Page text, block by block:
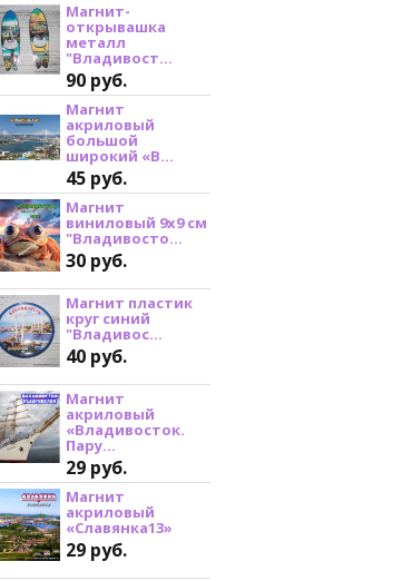
Магнит-
открывашка
металл
"Владивост...
90 руб.
Магнит
акриловый
большой
широкий «В...
45 руб.
Магнит
виниловый 9х9 см
"Владивосто...
30 руб.
Магнит пластик
круг синий
"Владивос...
40 руб.
Магнит
акриловый
«Владивосток.
Пару...
29 руб.
Магнит
акриловый
«Славянка13»
29 руб.